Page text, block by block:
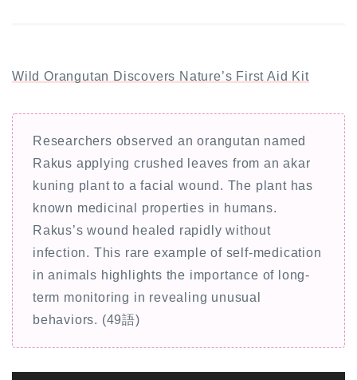
Wild Orangutan Discovers Nature’s First Aid Kit
Researchers observed an orangutan named
Rakus applying crushed leaves from an akar
kuning plant to a facial wound. The plant has
known medicinal properties in humans.
Rakus’s wound healed rapidly without
infection. This rare example of self-medication
in animals highlights the importance of long-
term monitoring in revealing unusual
behaviors. (49語)